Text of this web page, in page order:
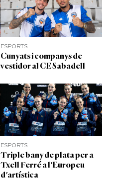
ESPORTS
Cunyats i companys de
vestidor al CE Sabadell
ESPORTS
Triple bany de plata per a
Txell Ferré a l'Europeu
d'artística